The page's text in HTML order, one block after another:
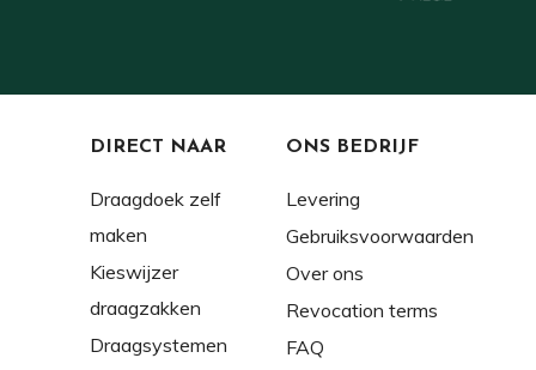
DIRECT NAAR
Draagdoek zelf
maken
Kieswijzer
draagzakken
Draagsystemen
ONS BEDRIJF
Levering
Gebruiksvoorwaarden
Over ons
Revocation terms
FAQ